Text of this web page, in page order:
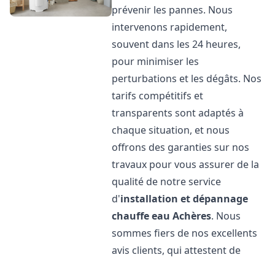
prévenir les pannes. Nous
intervenons rapidement,
souvent dans les 24 heures,
pour minimiser les
perturbations et les dégâts. Nos
tarifs compétitifs et
transparents sont adaptés à
chaque situation, et nous
offrons des garanties sur nos
travaux pour vous assurer de la
qualité de notre service
d'installation et dépannage
chauffe eau Achères. Nous
sommes fiers de nos excellents
avis clients, qui attestent de